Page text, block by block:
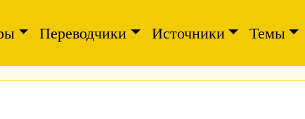
Переводчики Источники Темы